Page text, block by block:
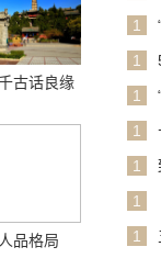
古话良缘
品格局
1
1
1
1
1
1
1